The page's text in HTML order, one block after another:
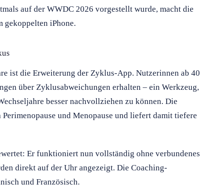
auf der WWDC 2026 vorgestellt wurde, macht die
gekoppelten iPhone.
ist die Erweiterung der Zyklus-App. Nutzerinnen ab 40
über Zyklusabweichungen erhalten – ein Werkzeug,
besser nachvollziehen zu können. Die
und Menopause und liefert damit tiefere
Er funktioniert nun vollständig ohne verbundenes
direkt auf der Uhr angezeigt. Die Coaching-
und Französisch.